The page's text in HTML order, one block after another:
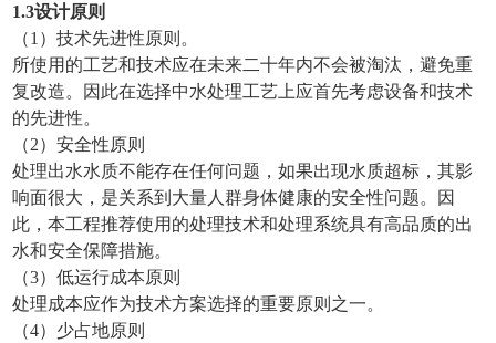
1.3设计原则
（1）技术先进性原则。
所使用的工艺和技术应在未来二十年内不会被淘汰，避免重
复改造。因此在选择中水处理工艺上应首先考虑设备和技术
的先进性。
（2）安全性原则
处理出水水质不能存在任何问题，如果出现水质超标，其影
响面很大，是关系到大量人群身体健康的安全性问题。因
此，本工程推荐使用的处理技术和处理系统具有高品质的出
水和安全保障措施。
（3）低运行成本原则
处理成本应作为技术方案选择的重要原则之一。
（4）少占地原则